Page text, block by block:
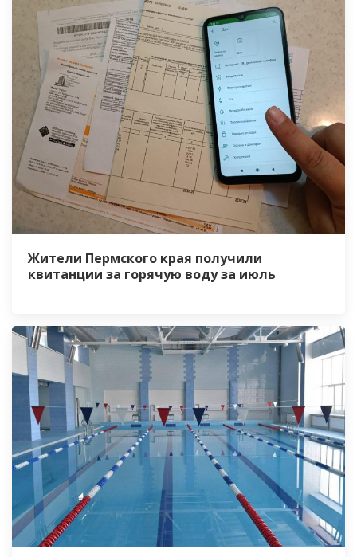
Жители Пермского края получили
квитанции за горячую воду за июль